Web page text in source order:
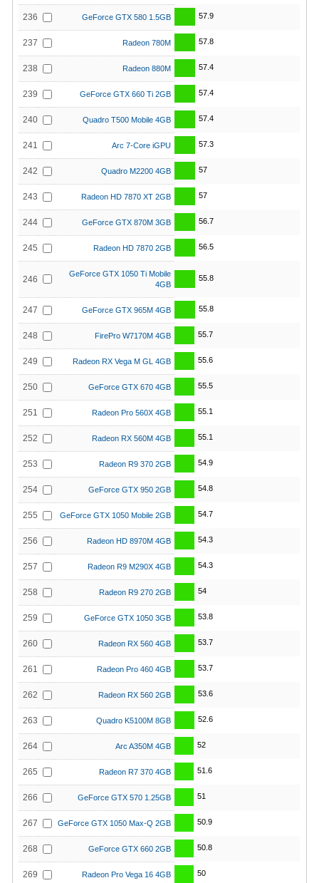
236 GeForce GTX 580 1.5GB 57.9
237 Radeon 780M 57.8
238 Radeon 880M 57.4
239 GeForce GTX 660 Ti 2GB 57.4
240 Quadro T500 Mobile 4GB 57.4
241 Arc 7-Core iGPU 57.3
242 Quadro M2200 4GB 57
243 Radeon HD 7870 XT 2GB 57
244 GeForce GTX 870M 3GB 56.7
245 Radeon HD 7870 2GB 56.5
246
GeForce GTX 1050 Ti Mobile
4GB
55.8
247 GeForce GTX 965M 4GB 55.8
248 FirePro W7170M 4GB 55.7
249 Radeon RX Vega M GL 4GB 55.6
250 GeForce GTX 670 4GB 55.5
251 Radeon Pro 560X 4GB 55.1
252 Radeon RX 560M 4GB 55.1
253 Radeon R9 370 2GB 54.9
254 GeForce GTX 950 2GB 54.8
255 GeForce GTX 1050 Mobile 2GB 54.7
256 Radeon HD 8970M 4GB 54.3
257 Radeon R9 M290X 4GB 54.3
258 Radeon R9 270 2GB 54
259 GeForce GTX 1050 3GB 53.8
260 Radeon RX 560 4GB 53.7
261 Radeon Pro 460 4GB 53.7
262 Radeon RX 560 2GB 53.6
263 Quadro K5100M 8GB 52.6
264 Arc A350M 4GB 52
265 Radeon R7 370 4GB 51.6
266 GeForce GTX 570 1.25GB 51
267 GeForce GTX 1050 Max-Q 2GB 50.9
268 GeForce GTX 660 2GB 50.8
269 Radeon Pro Vega 16 4GB 50